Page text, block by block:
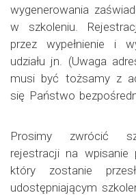
wygenerowania
w szkoleniu.
przez wypełnienie i
udziału jn. (Uwaga
musi być tożsamy z
się Państwo
Prosimy zwrócić
rejestracji na wpisanie
który zostanie
udostępniającym